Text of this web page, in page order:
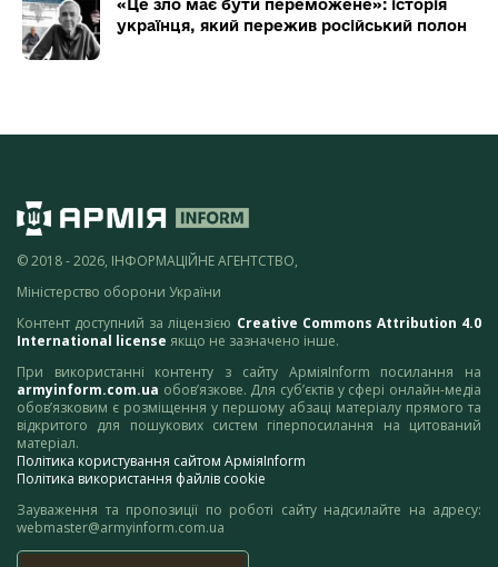
«Це зло має бути переможене»: історія
українця, який пережив російський полон
© 2018 - 2026, ІНФОРМАЦІЙНЕ АГЕНТСТВО,
Міністерство оборони України
Контент доступний за ліцензією Creative Commons Attribution 4.0
International license якщо не зазначено інше.
При використанні контенту з сайту АрміяInform посилання на
armyinform.com.ua обов’язкове. Для суб’єктів у сфері онлайн-медіа
обов’язковим є розміщення у першому абзаці матеріалу прямого та
відкритого для пошукових систем гіперпосилання на цитований
матеріал.
Політика користування сайтом АрміяInform
Політика використання файлів cookie
Зауваження та пропозиції по роботі сайту надсилайте на адресу:
webmaster@armyinform.com.ua